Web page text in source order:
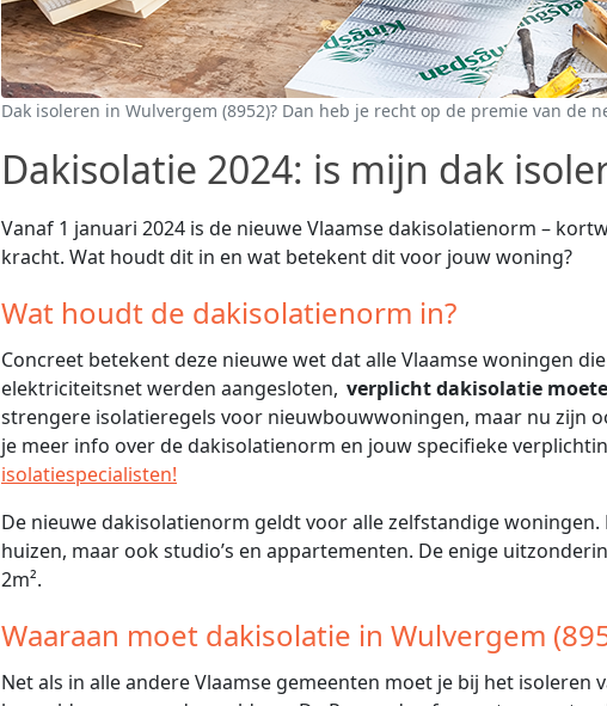
Dak isoleren in Wulvergem (8952)? Dan heb je recht op de premie van de
Dakisolatie 2024: is mijn dak
Vanaf 1 januari 2024 is de nieuwe Vlaamse dakisolatienorm –
kracht. Wat houdt dit in en wat betekent dit voor jouw woning?
Wat houdt de dakisolatienorm in?
Concreet betekent deze nieuwe wet dat alle Vlaamse woningen
elektriciteitsnet werden aangesloten, verplicht dakisolatie
strengere isolatieregels voor nieuwbouwwoningen, maar nu zijn
je meer info over de dakisolatienorm en jouw specifieke
isolatiespecialisten!
De nieuwe dakisolatienorm geldt voor alle zelfstandige
huizen, maar ook studio’s en appartementen. De enige
2m².
Waaraan moet dakisolatie in Wulvergem
Net als in alle andere Vlaamse gemeenten moet je bij het isoleren